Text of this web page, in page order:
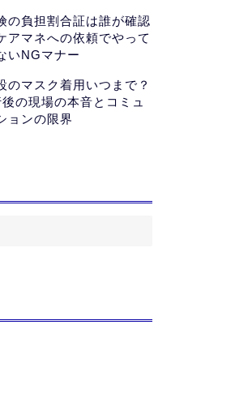
の負担割合証は誰が確認
アマネへの依頼でやって
いNGマナー
のマスク着用いつまで？
の現場の本音とコミュ
ョンの限界